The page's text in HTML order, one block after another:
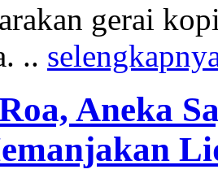
gerai
..
Aneka